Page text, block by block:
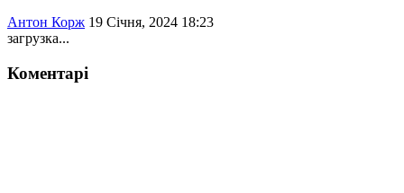
Антон Корж 19 Січня, 2024 18:23
загрузка...
Коментарі